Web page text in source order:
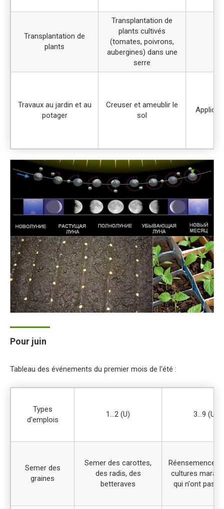
Transplantation de
plants
Transplantation de
plants cultivés
(tomates, poivrons,
aubergines) dans une
serre
Travaux au jardin et au
potager
Creuser et ameublir le
sol
Pour juin
Tableau des événements du premier mois de l'été :
Types
d'emplois
1…2 (U) 3…9 (U)
Semer des
graines
Semer des carottes,
des radis, des
betteraves
cultures
qui n'ont pas